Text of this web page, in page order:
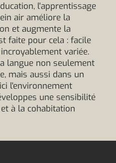
l'apprentissage
air améliore la
et augmente la
faite pour cela : facile
variée.
langue non seulement
mais aussi dans un
l'environnement
une sensibilité
à la cohabitation